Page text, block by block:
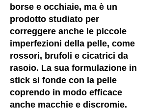
borse e occhiaie, ma è un
prodotto studiato per
correggere anche le piccole
imperfezioni della pelle, come
rossori, brufoli e cicatrici da
rasoio. La sua formulazione in
stick si fonde con la pelle
coprendo in modo efficace
anche macchie e discromie.